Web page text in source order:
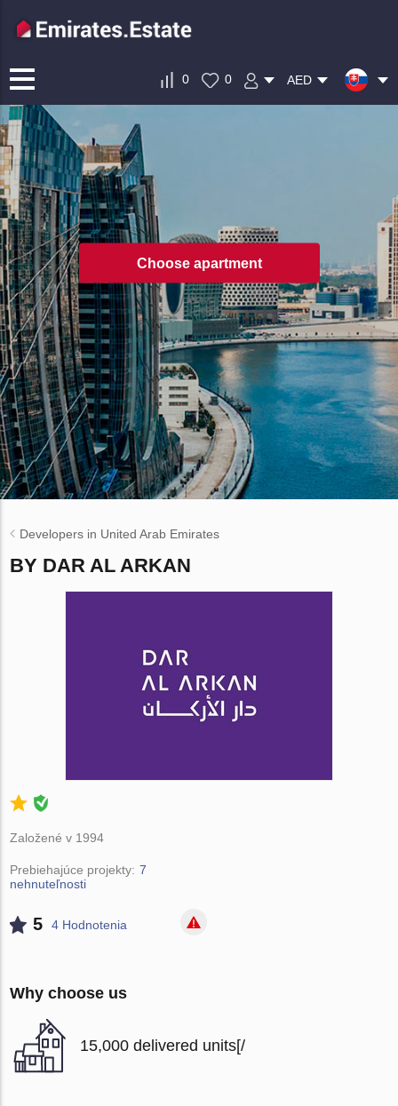
0 0 AED
Choose apartment
Developers in United Arab Emirates
BY DAR AL ARKAN
Založené v 1994
Prebiehajúce projekty: 7
nehnuteľnosti
5 4 Hodnotenia
Why choose us
15,000 delivered units[/